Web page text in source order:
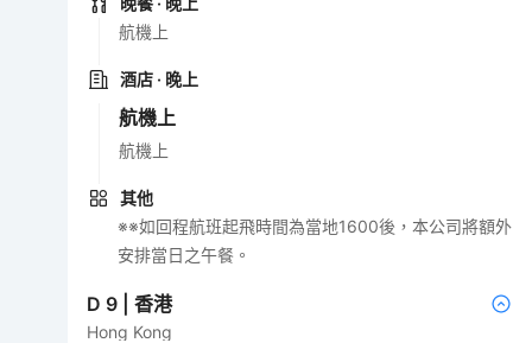
航機上
酒店 · 晚上
航機上
航機上
其他
※※如回程航班起飛時間為當地1600後，本公司將額外
安排當日之午餐。
D 9 |香港
Hong Kong